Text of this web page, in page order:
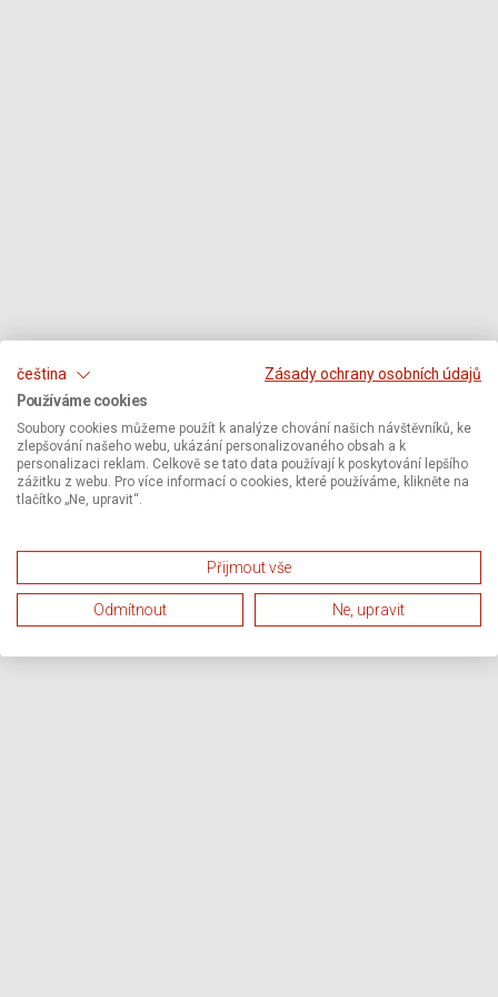
čeština
Zásady ochrany osobních údajů
Používáme cookies
Soubory cookies můžeme použít k analýze chování našich návštěvníků, ke
zlepšování našeho webu, ukázání personalizovaného obsah a k
personalizaci reklam. Celkově se tato data používají k poskytování lepšího
zážitku z webu. Pro více informací o cookies, které používáme, klikněte na
tlačítko „Ne, upravit“.
Přijmout vše
Odmítnout Ne, upravit